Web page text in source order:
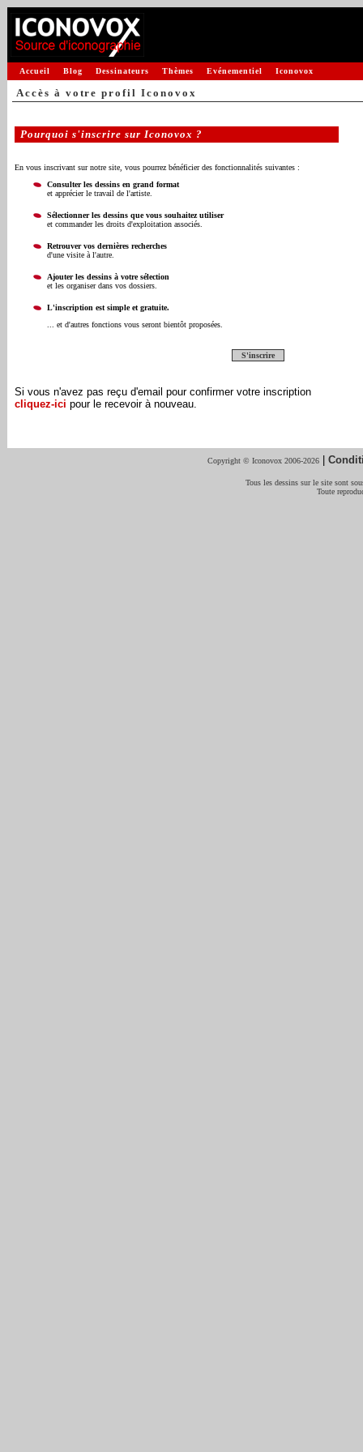
Accueil Blog Dessinateurs Thèmes Evénementiel Iconovox
Accès à votre profil Iconovox
Pourquoi s'inscrire sur Iconovox ?
En vous inscrivant sur notre site, vous pourrez bénéficier des fonctionnalités suivantes :
Consulter les dessins en grand format
et apprécier le travail de l'artiste.
Sélectionner les dessins que vous souhaitez utiliser
et commander les droits d'exploitation associés.
Retrouver vos dernières recherches
d'une visite à l'autre.
Ajouter les dessins à votre sélection
et les organiser dans vos dossiers.
L'inscription est simple et gratuite.
... et d'autres fonctions vous seront bientôt proposées.
S'inscrire
Si vous n'avez pas reçu d'email pour confirmer votre inscription
cliquez-ici pour le recevoir à nouveau.
Copyright © Iconovox 2006-2026 |
Tous les dessins sur le site sont
Toute